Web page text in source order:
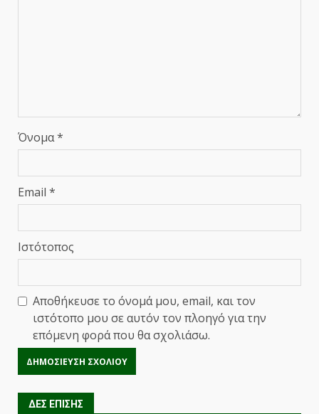
Όνομα*
Email *
Ιστότοπος
Αποθήκευσε το όνομά μου, email, και τον
ιστότοπο μου σε αυτόν τον πλοηγό για την
επόμενη φορά που θα σχολιάσω.
ΔΕΣ ΕΠΙΣΗΣ